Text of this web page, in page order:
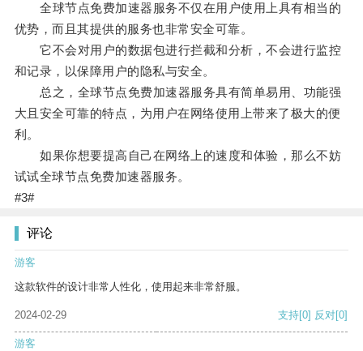
全球节点免费加速器服务不仅在用户使用上具有相当的
优势，而且其提供的服务也非常安全可靠。
它不会对用户的数据包进行拦截和分析，不会进行监控
和记录，以保障用户的隐私与安全。
总之，全球节点免费加速器服务具有简单易用、功能强
大且安全可靠的特点，为用户在网络使用上带来了极大的便
利。
如果你想要提高自己在网络上的速度和体验，那么不妨
试试全球节点免费加速器服务。
#3#
评论
游客
这款软件的设计非常人性化，使用起来非常舒服。
2024-02-29 支持[0] 反对[0]
游客